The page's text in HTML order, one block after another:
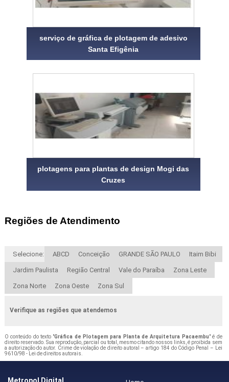
serviço de gráfica de plotagem de adesivo
Santa Efigênia
plotagens para plantas de design Mogi das
Cruzes
Regiões de Atendimento
Selecione: ABCD Conceição GRANDE SÃO PAULO Itaim Bibi
Jardim Paulista Região Central Vale do Paraíba Zona Leste
Zona Norte Zona Oeste Zona Sul
Verifique as regiões que atendemos
O conteúdo do texto "Gráfica de Plotagem para Planta de Arquitetura Pacaembu" é de
direito reservado. Sua reprodução, parcial ou total, mesmo citando nossos links, é proibida sem
a autorização do autor. Crime de violação de direito autoral – artigo 184 do Código Penal –
Lei
9610/98 - Lei de direitos autorais
Metropol Digital